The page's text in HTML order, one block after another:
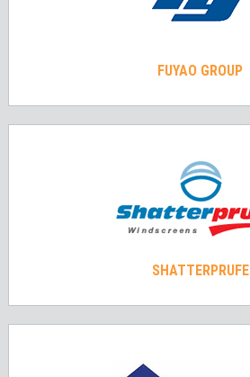
FUYAO GROUP
SHATTERPRUFE